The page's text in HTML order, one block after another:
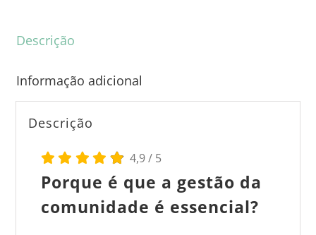
Descrição
Informação adicional
Descrição
4,9/ 5
Porque é que a gestão da
comunidade é essencial?